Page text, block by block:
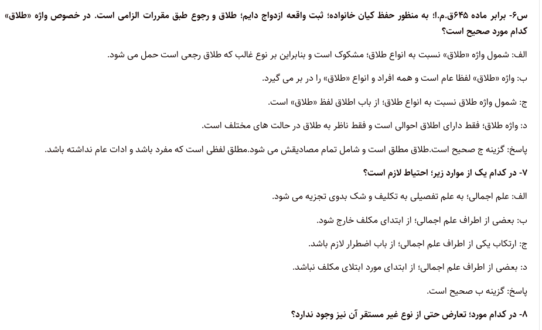
س
۶- برابر ماده ۶۴۵ق.م.ا؛ به منظور حفظ کیان خانواده؛ ثبت واقعه ازدواج دایم؛ طلاق و رجوع طبق مقررات الزامی است. در خصوص واژه «طلاق»
کدام مورد صحیح است؟
الف: شمول واژه «طلاق» نسبت به انواع طلاق؛ مشکوک است و بنابراین بر نوع غالب که طلاق رجعی است حمل می شود.
ب: واژه «طلاق» لفظا عام است و همه افراد و انواع «طلاق» را در بر می گیرد.
ج: شمول واژه طلاق نسبت به انواع طلاق؛ از باب اطلاق لفظ «طلاق» است.
د: واژه طلاق؛ فقط دارای اطلاق احوالی است و فقط ناظر به طلاق در حالت های مختلف است.
پاسخ: گزینه ج صحیح است.طلاق مطلق است و شامل تمام مصادیقش می شود.مطلق لفظی است که مفرد باشد و ادات عام نداشته باشد.
۷- در کدام یک از موارد زیر؛ احتیاط لازم است؟
الف: علم اجمالی؛ به علم تفصیلی به تکلیف و شک بدوی تجزیه می شود.
ب: بعضی از اطراف علم اجمالی؛ از ابتدای مکلف خارج شود.
ج: ارتکاب یکی از اطراف علم اجمالی؛ از باب اضطرار لازم باشد.
د: بعضی از اطراف علم اجمالی؛ از ابتدای مورد ابتلای مکلف نباشد.
پاسخ: گزینهبصحیح است.
۸- در کدام مورد؛ تعارض حتی از نوع غیر مستقر آن نیز وجود ندارد؟